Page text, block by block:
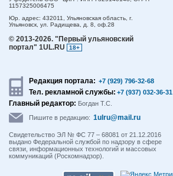
1157325006475
Юр. адрес: 432011, Ульяновская область, г.
Ульяновск, ул. Радищева, д. 8, оф.28
© 2013-2026. "Первый ульяновский
портал" 1UL.RU
18+
Редакция портала: +7 (929) 796-32-68
Тел. рекламной службы: +7 (937) 032-36-31
Главный редактор: Богдан Т.С.
Пишите в редакцию: 1ulru@mail.ru
Свидетельство ЭЛ № ФС 77 – 68081 от 21.12.2016
выдано Федеральной службой по надзору в сфере
связи, информационных технологий и массовых
коммуникаций (Роскомнадзор).